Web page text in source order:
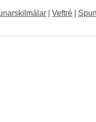
Veftré